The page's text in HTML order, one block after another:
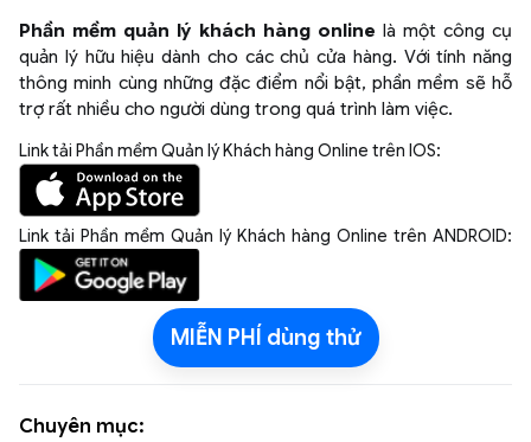
Phần mềm quản lý khách hàng online là một công cụ
quản lý hữu hiệu dành cho các chủ cửa hàng. Với tính năng
thông minh cùng những đặc điểm nổi bật, phần mềm sẽ hỗ
trợ rất nhiều cho người dùng trong quá trình làm việc.
Link tải Phần mềm Quản lý Khách hàng Online trên IOS:
Link tải Phần mềm Quản lý Khách hàng Online trên ANDROID:​
MIỄN PHÍ dùng thử
Chuyên mục: